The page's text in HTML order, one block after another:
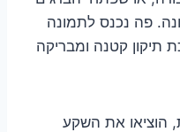
פה נכנס לתמונה
תיקון קטנה ומבריקה
הוציאו את השקע